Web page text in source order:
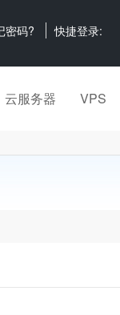
密码? 快捷登录:
云服务器 VPS